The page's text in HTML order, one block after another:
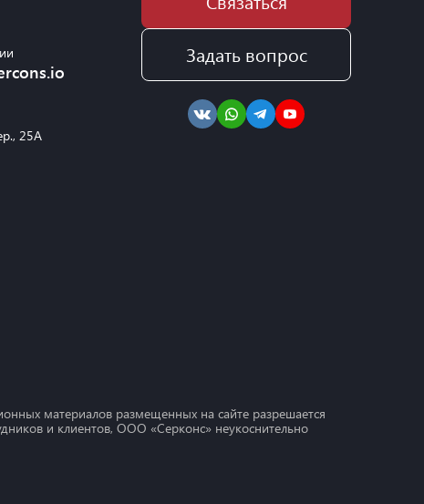
25А
Задать вопрос
материалов размещенных на сайте разрешается
и клиентов, ООО «Серконс» неукоснительно